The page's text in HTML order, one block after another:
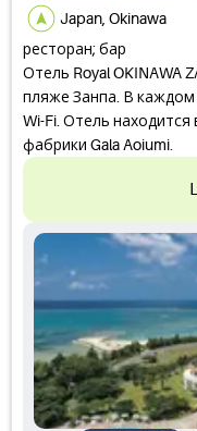
Japan, Okinawa
ресторан; бар
Отель Royal OKINAWA
пляже Занпа. В каждом
Wi-Fi. Отель находится
фабрики Gala Aoiumi.